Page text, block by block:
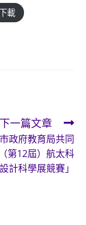
載
下一篇文章
政府教育局共同
第12屆）航太科
計科學展競賽」